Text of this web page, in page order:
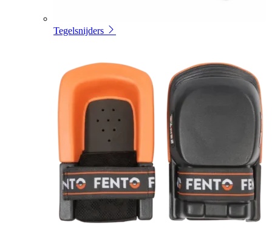
Tegelsnijders